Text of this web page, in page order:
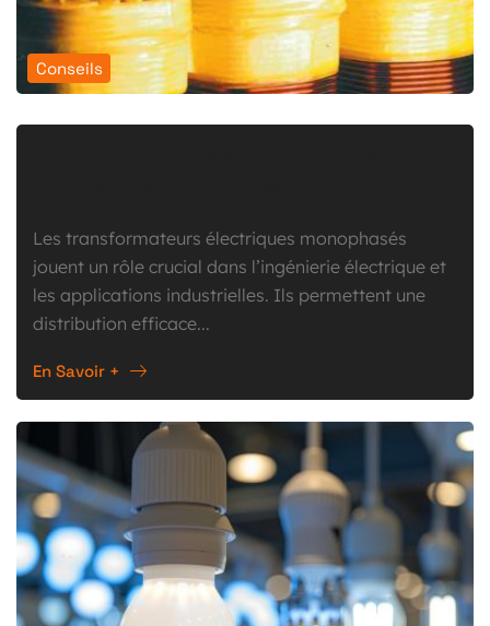
Conseils
Les transformateurs électriques monophasés
jouent un rôle crucial dans l’ingénierie électrique et
les applications industrielles. Ils permettent une
distribution efficace...
En Savoir +